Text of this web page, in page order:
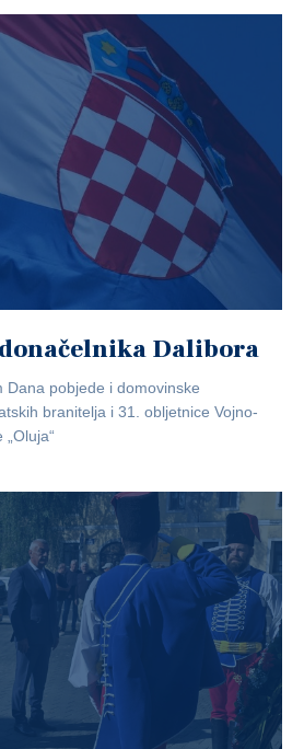
Dalibora
Dana pobjede i domovinske
branitelja i 31. obljetnice Vojno-